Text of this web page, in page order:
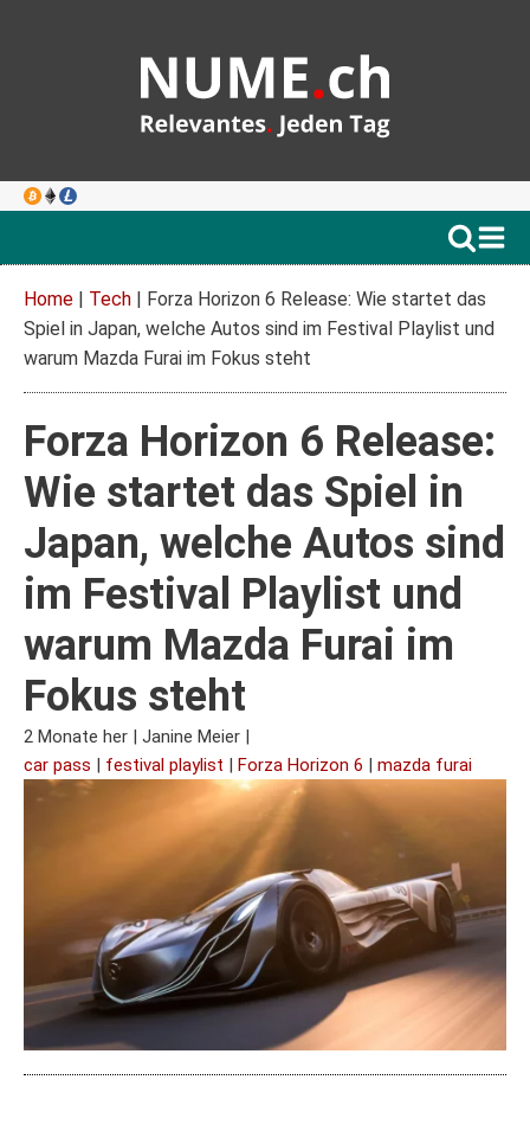
Home | Tech | Forza Horizon 6 Release: Wie startet das
Spiel in Japan, welche Autos sind im Festival Playlist und
warum Mazda Furai im Fokus steht
Forza Horizon 6 Release:
Wie startet das Spiel in
Japan, welche Autos sind
im Festival Playlist und
warum Mazda Furai im
Fokus steht
2 Monate her | Janine Meier |
car pass | festival playlist | Forza Horizon 6 | mazda furai